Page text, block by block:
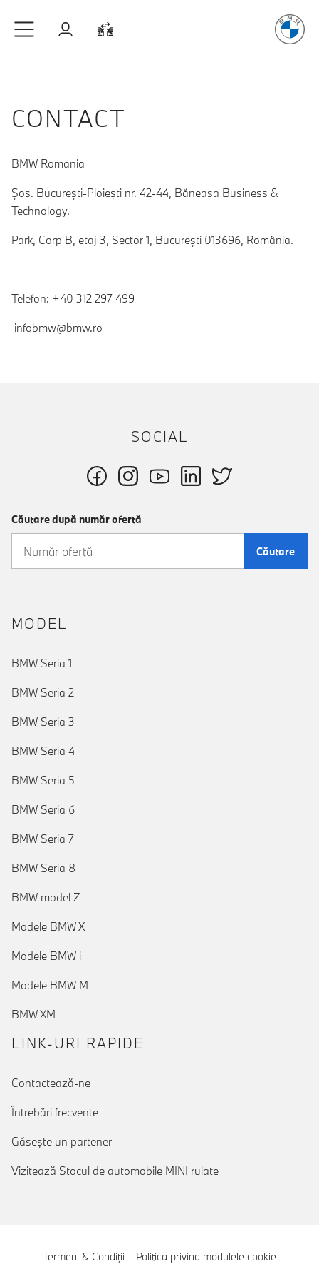
Autentificare
CONTACT
BMW Romania
Șos. București-Ploiești nr. 42-44, Băneasa Business &
Technology.
Park, Corp B, etaj 3, Sector 1, București 013696, România.
Telefon: +40 312 297 499
infobmw@bmw.ro
SOCIAL
Căutare după număr ofertă
Căutare
MODEL
BMW Seria 1
BMW Seria 2
BMW Seria 3
BMW Seria 4
BMW Seria 5
BMW Seria 6
BMW Seria 7
BMW Seria 8
BMW model Z
Modele BMW X
Modele BMW i
Modele BMW M
BMW XM
LINK-URI RAPIDE
Contactează-ne(actual)
Întrebări frecvente
Găseşte un partener
Vizitează Stocul de automobile MINI rulate
Termeni & Condiţii Politica privind modulele cookie